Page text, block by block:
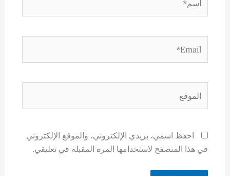
احفظ اسمي، بريدي الإلكتروني، والموقع الإلكتروني
في هذا المتصفح لاستخدامها المرة المقبلة في تعليقي.